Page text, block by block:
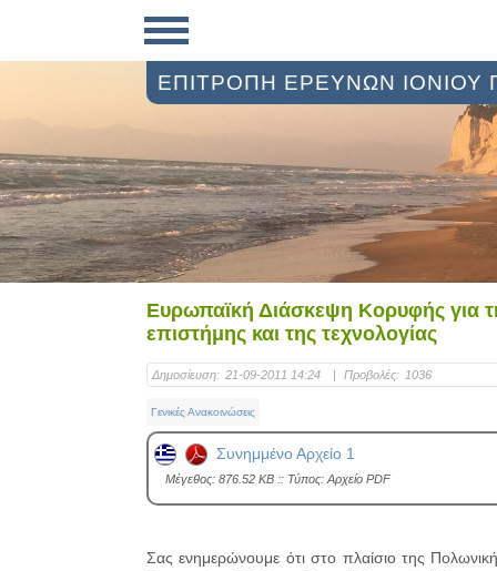
ΕΠΙΤΡΟΠΗ ΕΡΕΥΝΩΝ ΙΟΝΙΟΥ
Ευρωπαϊκή Διάσκεψη Κορυφής για
επιστήμης και της τεχνολογίας
Δημοσίευση: 21-09-2011 14:24 | Προβολές: 1036
Γενικές Ανακοινώσεις
Συνημμένο Αρχείο 1
Mέγεθος: 876.52 KB :: Τύπος: Αρχείο PDF
Σας ενημερώνουμε ότι στο πλαίσιο της